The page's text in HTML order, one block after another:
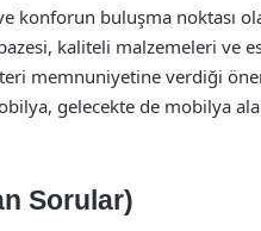
konforun buluşma noktası
kaliteli malzemeleri ve
memnuniyetine verdiği
gelecekte de mobilya
Sorular)